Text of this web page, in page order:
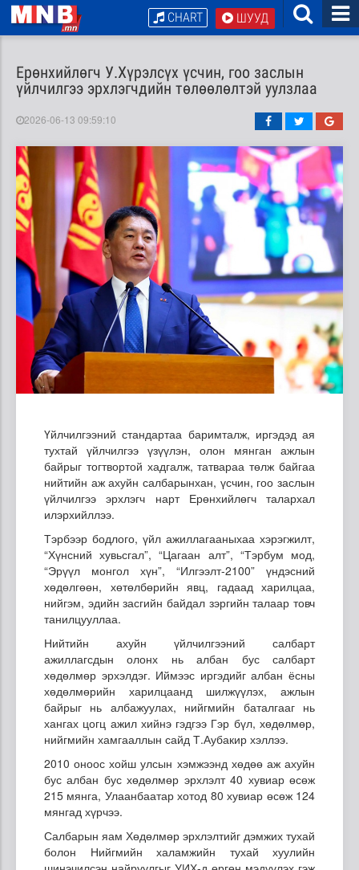
ШУУД
CHART
Ерөнхийлөгч У.Хүрэлсүх үсчин, гоо заслын
үйлчилгээ эрхлэгчдийн төлөөлөлтэй уулзлаа
2026-06-13 09:59:10
Үйлчилгээний стандартаа баримталж, иргэдэд ая
тухтай үйлчилгээ үзүүлэн, олон мянган ажлын
байрыг тогтвортой хадгалж, татвараа төлж байгаа
нийтийн аж ахуйн салбарынхан, үсчин, гоо заслын
үйлчилгээ эрхлэгч нарт Ерөнхийлөгч талархал
илэрхийллээ.
Тэрбээр бодлого, үйл ажиллагааныхаа хэрэгжилт,
“Хүнсний хувьсгал”, “Цагаан алт”, “Тэрбум мод,
“Эрүүл монгол хүн”, “Илгээлт-2100” үндэсний
хөдөлгөөн, хөтөлбөрийн явц, гадаад харилцаа,
нийгэм, эдийн засгийн байдал зэргийн талаар товч
танилцууллаа.
Нийтийн ахуйн үйлчилгээний салбарт
ажиллагсдын олонх нь албан бус салбарт
хөдөлмөр эрхэлдэг. Иймээс иргэдийг албан ёсны
хөдөлмөрийн харилцаанд шилжүүлэх, ажлын
байрыг нь албажуулах, нийгмийн баталгааг нь
хангах цогц ажил хийнэ гэдгээ Гэр бүл, хөдөлмөр,
нийгмийн хамгааллын сайд Т.Аубакир хэллээ.
2010 оноос хойш улсын хэмжээнд хөдөө аж ахуйн
бус албан бус хөдөлмөр эрхлэлт 40 хувиар өсөж
215 мянга, Улаанбаатар хотод 80 хувиар өсөж 124
мянгад хүрчээ.
Салбарын яам Хөдөлмөр эрхлэлтийг дэмжих тухай
болон Нийгмийн халамжийн тухай хуулийн